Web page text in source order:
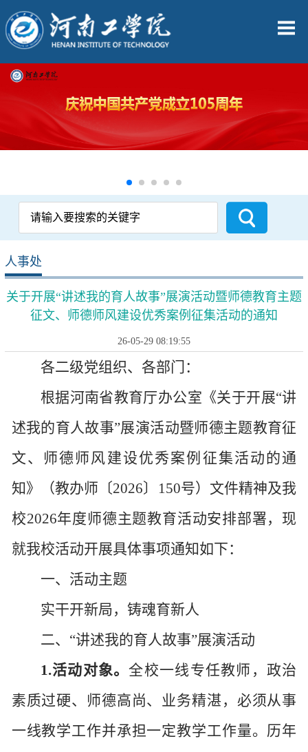
人事处
关于开展“讲述我的育人故事”展演活动暨师德教育主题
征文、师德师风建设优秀案例征集活动的通知
26-05-29 08:19:55
各二级党组织、各部门：
根据河南省教育厅办公室《关于开展“讲
述我的育人故事”展演活动暨师德主题教育征
文、师德师风建设优秀案例征集活动的通
知》
（教办师 〔2026〕 150号） 文件精神及我
校2026年度师德主题教育活动安排部署，现
就我校活动开展具体事项通知如下：
一、活动主题
实干开新局，铸魂育新人
二、 “讲述我的育人故事”展演活动
1.活动对象。全校一线专任教师，政治
素质过硬、师德高尚、业务精湛，必须从事
一线教学工作并承担一定教学工作量。历年